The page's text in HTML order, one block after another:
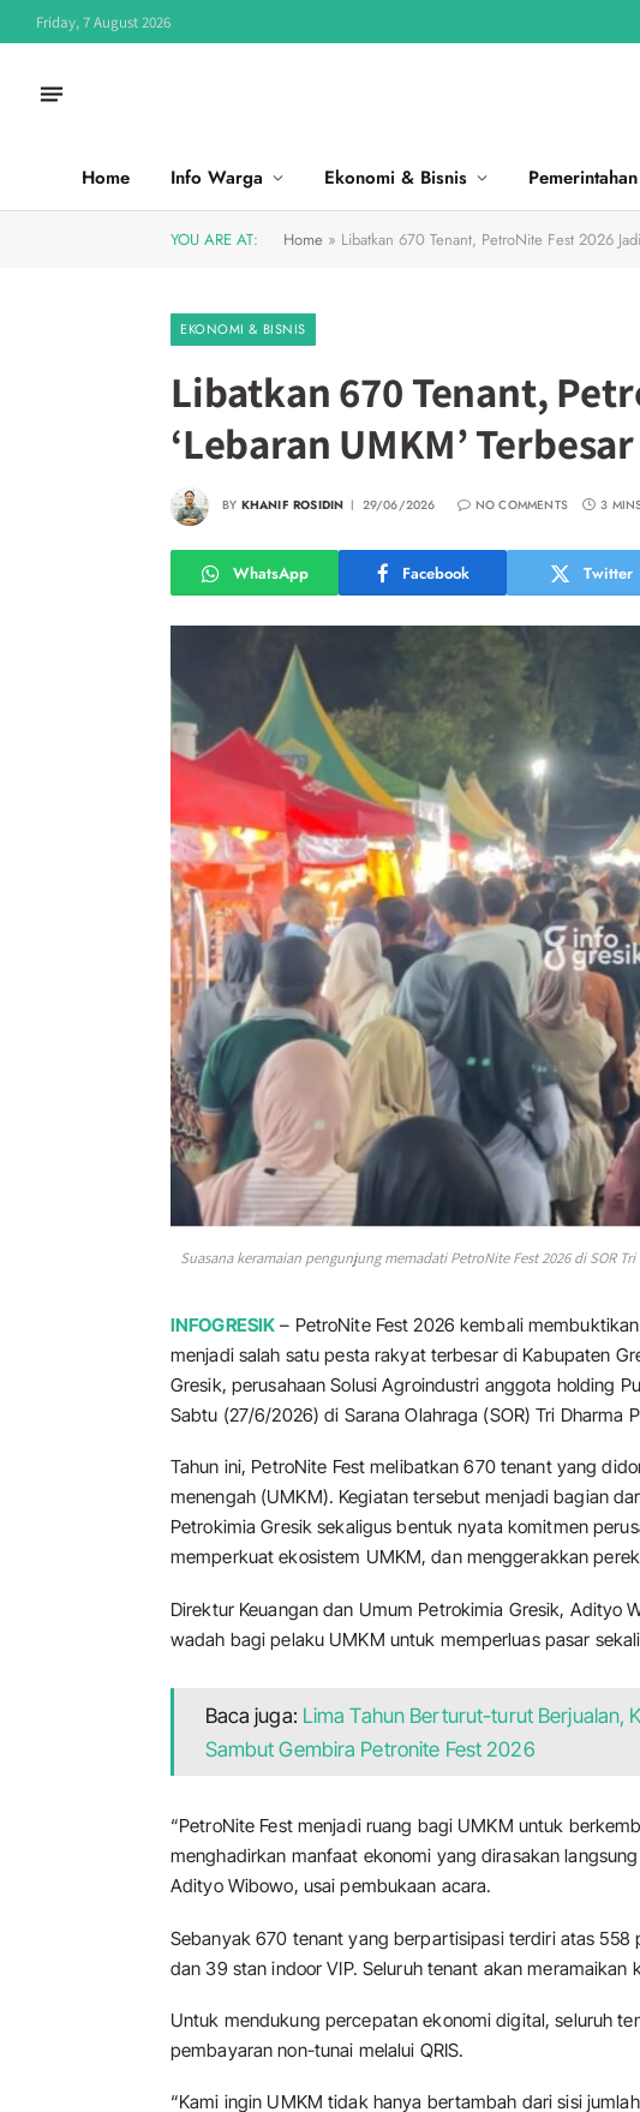
Friday, 7 August 2026
Home Info Warga Ekonomi & Bisnis
YOU ARE AT: Home » Libatkan 670 Tenant, PetroNite Fest 2026
EKONOMI & BISNIS
Libatkan 670 Tenant,
‘Lebaran UMKM’
BY KHANIF ROSIDIN 29/06/2026 NO COMMENTS 3
WhatsApp Facebook Twitter
Suasana keramaian pengunjung memadati PetroNite Fest 2026 di SOR
INFOGRESIK – PetroNite Fest 2026 kembali
menjadi salah satu pesta rakyat terbesar di Kabupaten
Gresik, perusahaan Solusi Agroindustri anggota holding
Sabtu (27/6/2026) di Sarana Olahraga (SOR) Tri Dharma
Tahun ini, PetroNite Fest melibatkan 670 tenant yang
menengah (UMKM). Kegiatan tersebut menjadi bagian
Petrokimia Gresik sekaligus bentuk nyata komitmen
memperkuat ekosistem UMKM, dan menggerakkan
Direktur Keuangan dan Umum Petrokimia Gresik, Adityo
wadah bagi pelaku UMKM untuk memperluas pasar
Baca juga: Lima Tahun Berturut-turut Berjualan,
Sambut Gembira Petronite Fest 2026
“PetroNite Fest menjadi ruang bagi UMKM untuk
menghadirkan manfaat ekonomi yang dirasakan
Adityo Wibowo, usai pembukaan acara.
Sebanyak 670 tenant yang berpartisipasi terdiri atas 558
dan 39 stan indoor VIP. Seluruh tenant akan meramaikan
Untuk mendukung percepatan ekonomi digital, seluruh
pembayaran non-tunai melalui QRIS.
“Kami ingin UMKM tidak hanya bertambah dari sisi